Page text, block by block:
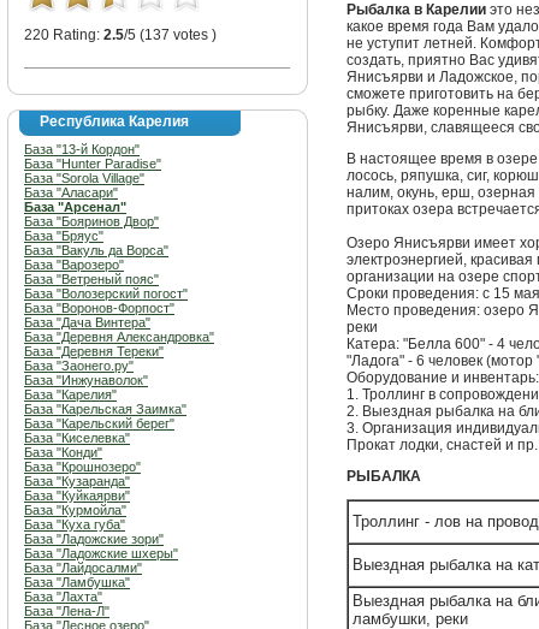
220 Rating: 2.5/5 (137 votes )
Республика Карелия
База "13-й Кордон"
База "Hunter Paradise"
База "Sorola Village"
База "Аласари"
База "Арсенал"
База "Бояринов Двор"
База "Бряус"
База "Вакуль да Ворса"
База "Варозеро"
База "Ветреный пояс"
База "Волозерский погост"
База "Воронов-Форпост"
База "Дача Винтера"
База "Деревня Александровка"
База "Деревня Тереки"
База "Заонего.ру"
База "Инжунаволок"
База "Карелия"
База "Карельская Заимка"
База "Карельский берег"
База "Киселевка"
База "Конди"
База "Крошнозеро"
База "Кузаранда"
База "Куйкаярви"
База "Курмойла"
База "Куха губа"
База "Ладожские зори"
База "Ладожские шхеры"
База "Лайдосалми"
База "Ламбушка"
База "Лахта"
База "Лена-Л"
База "Лесное озеро"
Рыбалка в Карелии это
какое время года Вам
не уступит летней.
создать, приятно Вас
Янисъярви и Ладожское,
сможете приготовить на
рыбку. Даже коренные
Янисъярви, славящееся
В настоящее время в
лосось, ряпушка, сиг,
налим, окунь, ерш, озерная
притоках озера
Озеро Янисъярви имеет
электроэнергией,
организации на озере
Сроки проведения: с 15
Место проведения: озеро
реки
Катера: "Белла 600" - 4
"Ладога" - 6 человек
Оборудование и
1. Троллинг в
2. Выездная рыбалка на
3. Организация
Прокат лодки, снастей и
РЫБАЛКА
Троллинг - лов на
Выездная рыбалка на
Выездная рыбалка на
ламбушки, реки